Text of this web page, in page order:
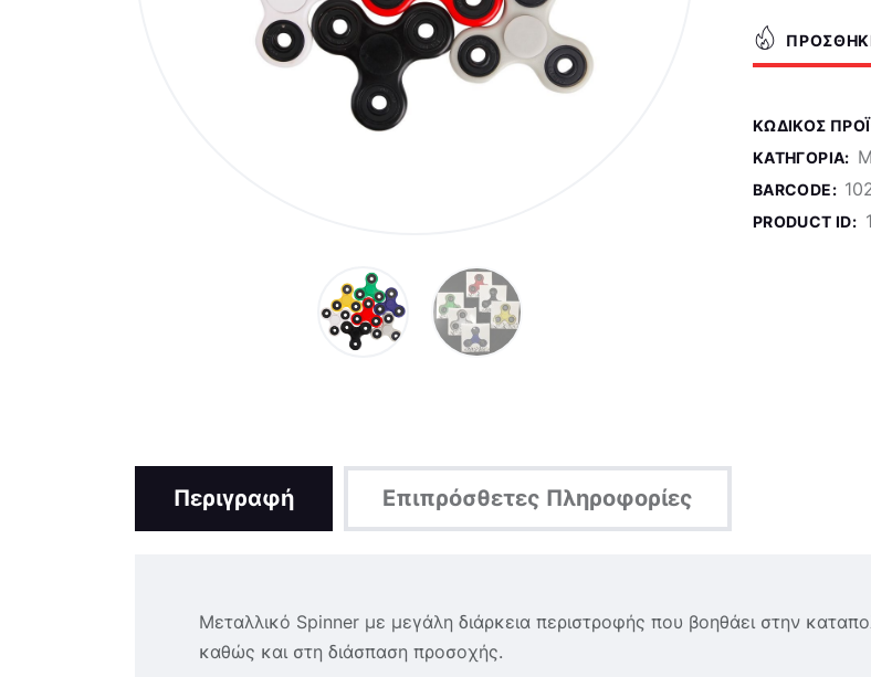
ΚΩΔΙΚΌΣ
ΚΑΤΗΓΟΡΊΑ:
BARCODE:
PRODUCT ID:
Περιγραφή Επιπρόσθετες Πληροφορίες
Μεταλλικό Spinner με μεγάλη διάρκεια περιστροφής που βοηθάει στην
καθώς και στη διάσπαση προσοχής.